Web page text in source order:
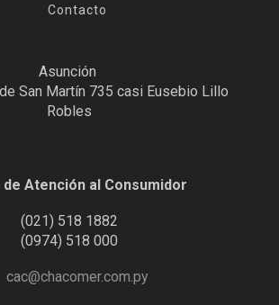
Contacto
Asunción
San Martín 735 casi Eusebio Lillo
Robles
Atención al Consumidor
(021) 518 1882
(0974) 518 000
cac@chacomer.com.py